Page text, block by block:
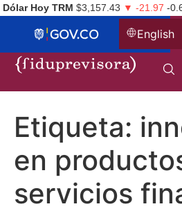
Dólar Hoy TRM $3,157.43 ▼ -21.97 -
English
Etiqueta:
en
servicios